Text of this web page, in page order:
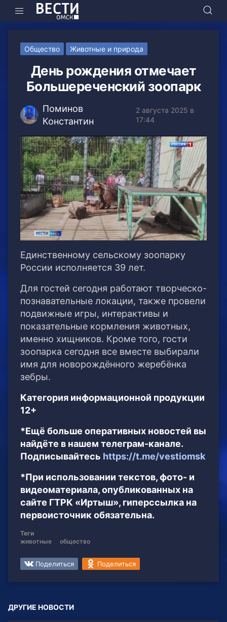
Общество Животные и природа
День рождения отмечает
Большереченский зоопарк
Поминов
Константин
2 августа 2025 в
17:44
Единственному сельскому зоопарку
России исполняется 39 лет.
Для гостей сегодня работают творческо-
познавательные локации, также провели
подвижные игры, интерактивы и
показательные кормления животных,
именно хищников. Кроме того, гости
зоопарка сегодня все вместе выбирали
имя для новорождённого жеребёнка
зебры.
Категория информационной продукции
12+
*Ещё больше оперативных новостей вы
найдёте в нашем телеграм-канале.
Подписывайтесь https://t.me/vestiomsk
*При использовании текстов, фото- и
видеоматериала, опубликованных на
сайте ГТРК «Иртыш», гиперссылка на
первоисточник обязательна.
Теги
животные
общество
Поделиться Поделиться
ДРУГИЕ НОВОСТИ